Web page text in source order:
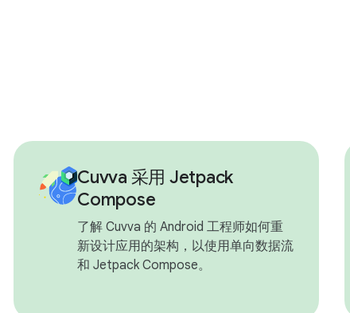
Cuvva 采用 Jetpack
Compose
了解 Cuvva 的 Android 工程师如何重
新设计应用的架构，以使用单向数据流
和 Jetpack Compose。